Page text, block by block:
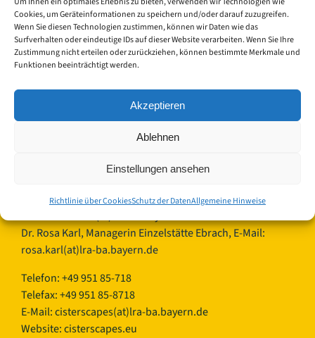
Cookies, um Geräteinformationen zu speichern und/oder darauf zuzugreifen.
Wenn Sie diesen Technologien zustimmen, können wir Daten wie das
Surfverhalten oder eindeutige IDs auf dieser Website verarbeiten. Wenn Sie Ihre
Zustimmung nicht erteilen oder zurückziehen, können bestimmte Merkmale und
Funktionen beeinträchtigt werden.
Akzeptieren
Ablehnen
Einstellungen ansehen
Richtlinie über CookiesSchutz der DatenAllgemeine Hinweise
Kontakt:
Landkreis Bamberg
Europäisches Kulturerbe-Siegel/Cisterscapes
Ludwigstraße 23
Germany
für das Europäisches Kulturerbe-Siegel, E-Mail:
alexandra.baier(at)lra-ba.bayern.de
Dr. Rosa Karl, Managerin Einzelstätte Ebrach, E-Mail:
rosa.karl(at)lra-ba.bayern.de
Telefon: +49 951 85-718
Telefax: +49 951 85-8718
E-Mail:cisterscapes(at)lra-ba.bayern.de
Website: cisterscapes.eu